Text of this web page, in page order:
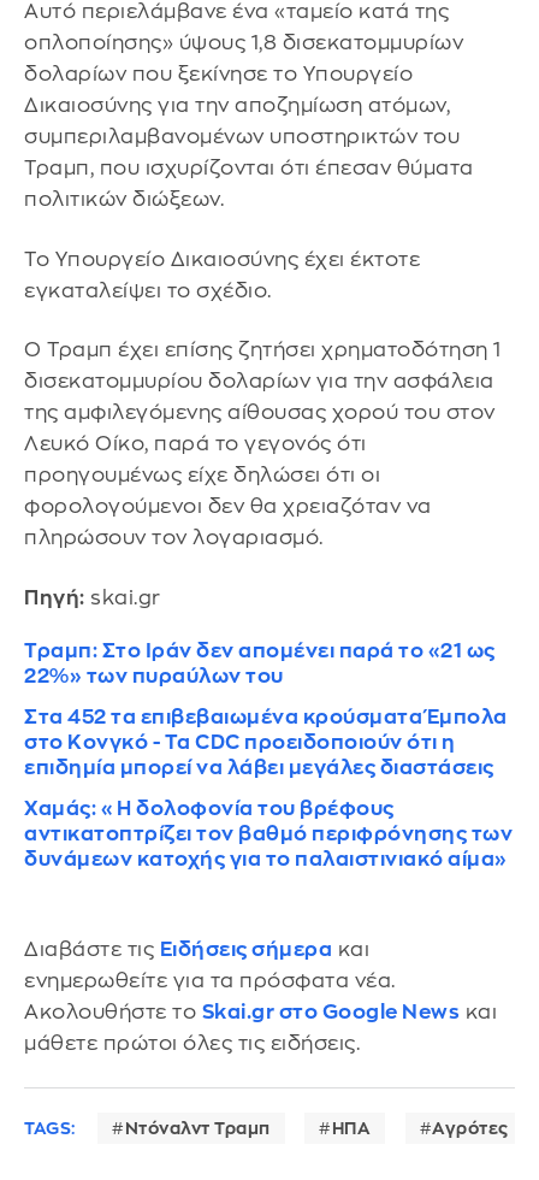
Αυτό περιελάμβανε ένα «ταμείο κατά της
οπλοποίησης» ύψους 1,8 δισεκατομμυρίων
δολαρίων που ξεκίνησε το Υπουργείο
Δικαιοσύνης για την αποζημίωση ατόμων,
συμπεριλαμβανομένων υποστηρικτών του
Τραμπ, που ισχυρίζονται ότι έπεσαν θύματα
πολιτικών διώξεων.
Το Υπουργείο Δικαιοσύνης έχει έκτοτε
εγκαταλείψει το σχέδιο.
Ο Τραμπ έχει επίσης ζητήσει χρηματοδότηση 1
δισεκατομμυρίου δολαρίων για την ασφάλεια
της αμφιλεγόμενης αίθουσας χορού του στον
Λευκό Οίκο, παρά το γεγονός ότι
προηγουμένως είχε δηλώσει ότι οι
φορολογούμενοι δεν θα χρειαζόταν να
πληρώσουν τον λογαριασμό.
Πηγή: skai.gr
Τραμπ: Στο Ιράν δεν απομένει παρά το «21 ως
22%» των πυραύλων του
Στα 452 τα επιβεβαιωμένα κρούσματα Έμπολα
στο Κονγκό - Τα CDC προειδοποιούν ότι η
επιδημία μπορεί να λάβει μεγάλες διαστάσεις
Χαμάς: «Η δολοφονία του βρέφους
αντικατοπτρίζει τον βαθμό περιφρόνησης των
δυνάμεων κατοχής για το παλαιστινιακό αίμα»
Διαβάστε τις Ειδήσεις σήμερα και
ενημερωθείτε για τα πρόσφατα νέα.
Ακολουθήστε το Skai.gr στο Google News και
μάθετε πρώτοι όλες τις ειδήσεις.
TAGS: Ντόναλντ Τραμπ ΗΠΑ Αγρότες